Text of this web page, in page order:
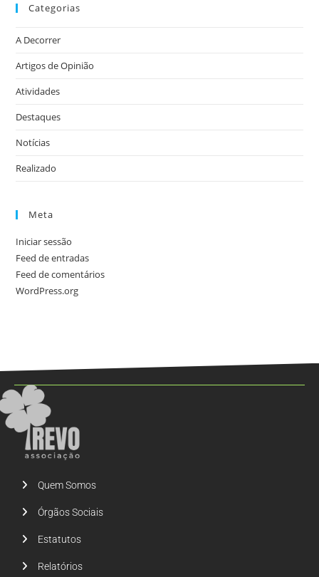
Categorias
A Decorrer
Artigos de Opinião
Atividades
Destaques
Notícias
Realizado
Meta
Iniciar sessão
Feed de entradas
Feed de comentários
WordPress.org
Quem Somos
Órgãos Sociais
Estatutos
Relatórios